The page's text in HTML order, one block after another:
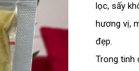
lọc, sấy
hương vị,
đẹp.
Trong tinh